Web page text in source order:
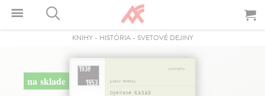
KNIHY- HISTÓRIA- SVETOVÉ DEJINY
na sklade